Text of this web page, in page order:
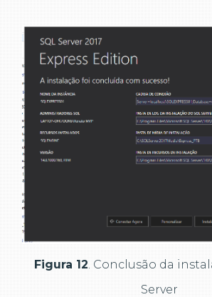
Figura 12 . Conclusão da
Server